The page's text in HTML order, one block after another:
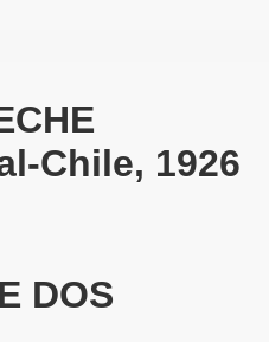
Chile, 1926
DOS